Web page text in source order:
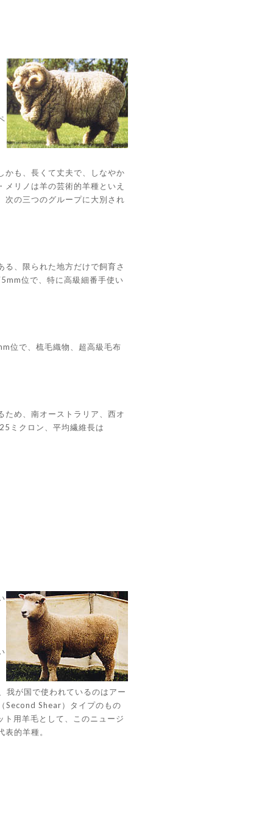
かも、長くて丈夫で、しなやか
リノは羊の芸術的羊種といえ
次の三つのグループに大別され
、限られた地方だけで飼育さ
位で、特に高級細番手使い
位で、梳毛織物、超高級毛布
ため、南オーストラリア、西オ
ミクロン、平均繊維長は
が国で使われているのはアー
Second Shear）タイプのもの
用羊毛として、このニュージ
的羊種。